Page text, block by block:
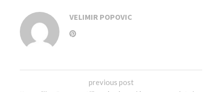
VELIMIR POPOVIC
previous post